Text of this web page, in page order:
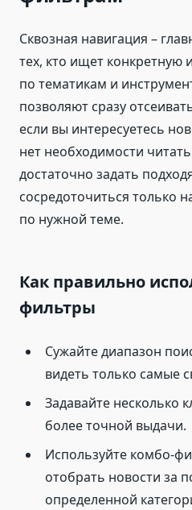
Сквозная навигация –
тех, кто ищет
по тематикам и
позволяют сразу
если вы интересуетесь
нет необходимости
достаточно задать
сосредоточиться только
по нужной теме.
Как правильно
фильтры
Сужайте диапазон
видеть только самые
Задавайте несколько
более точной выдачи.
Используйте комбо-
отобрать новости за
определенной